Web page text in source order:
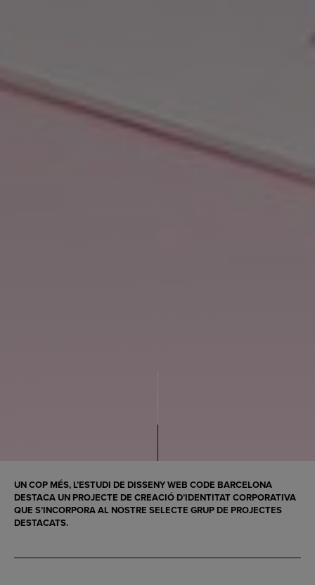
UN COP MÉS, L’ESTUDI DE DISSENY WEB CODE BARCELONA
DESTACA UN PROJECTE DE CREACIÓ D’IDENTITAT CORPORATIVA
QUE S’INCORPORA AL NOSTRE SELECTE GRUP DE PROJECTES
DESTACATS.